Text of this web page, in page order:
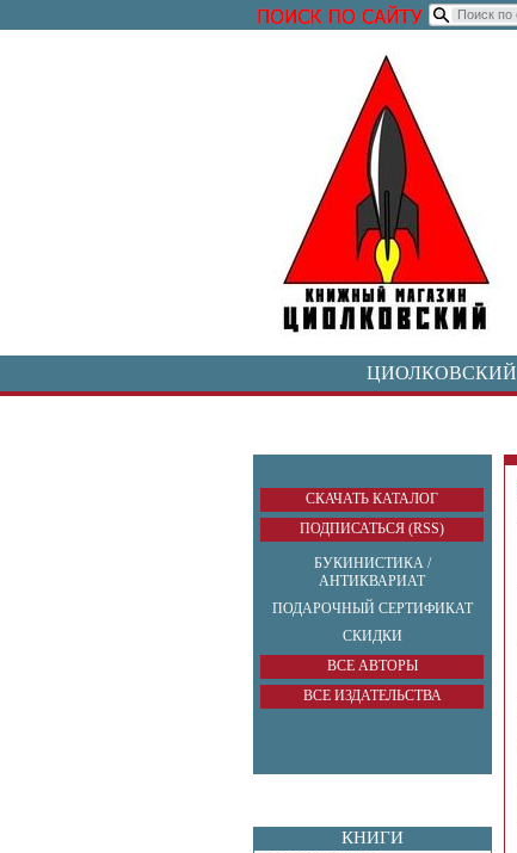
ЦИОЛКОВСКИЙ
СКАЧАТЬ КАТАЛОГ
ПОДПИСАТЬСЯ (RSS)
БУКИНИСТИКА /
АНТИКВАРИАТ
ПОДАРОЧНЫЙ СЕРТИФИКАТ
СКИДКИ
ВСЕ АВТОРЫ
ВСЕ ИЗДАТЕЛЬСТВА
КНИГИ